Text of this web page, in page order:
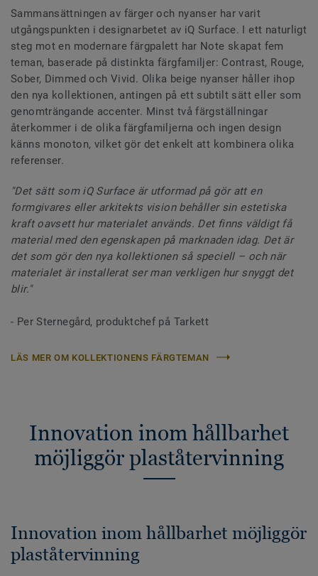
Sammansättningen av färger och nyanser har varit
utgångspunkten i designarbetet av iQ Surface. I ett naturligt
steg mot en modernare färgpalett har Note skapat fem
teman, baserade på distinkta färgfamiljer: Contrast, Rouge,
Sober, Dimmed och Vivid. Olika beige nyanser håller ihop
den nya kollektionen, antingen på ett subtilt sätt eller som
genomträngande accenter. Minst två färgställningar
återkommer i de olika färgfamiljerna och ingen design
känns monoton, vilket gör det enkelt att kombinera olika
referenser.
"Det sätt som iQ Surface är utformad på gör att en
formgivares eller arkitekts vision behåller sin estetiska
kraft oavsett hur materialet används. Det finns väldigt få
material med den egenskapen på marknaden idag. Det är
det som gör den nya kollektionen så speciell – och när
materialet är installerat ser man verkligen hur snyggt det
blir."
- Per Sternegård, produktchef på Tarkett
LÄS MER OM KOLLEKTIONENS FÄRGTEMAN
Innovation inom hållbarhet
möjliggör plaståtervinning
Innovation inom hållbarhet möjliggör
plaståtervinning